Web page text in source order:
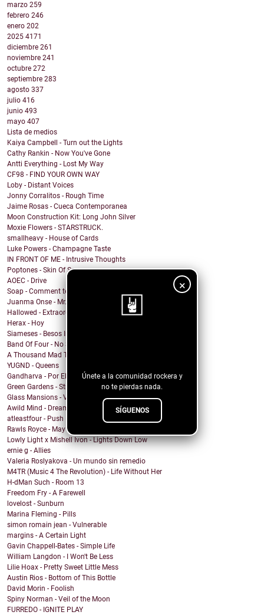
×
Únete a la comunidad rockera y
no te pierdas nada.
SÍGUENOS
marzo 259
febrero 246
enero 202
2025 4171
diciembre 261
noviembre 241
octubre 272
septiembre 283
agosto 337
julio 416
junio 493
mayo 407
Lista de medios
Kaiya Campbell - Turn out the Lights
Cathy Rankin - Now You've Gone
Antti Everything - Lost My Way
CF98 - FIND YOUR OWN WAY
Loby - Distant Voices
Jonny Corralitos - Rough Time
Jaime Rosas - Cueca Contemporanea
Moon Construction Kit: Long John Silver
Moxie Flowers - STARSTRUCK.
smallheavy - House of Cards
Luke Powers - Champagne Taste
IN FRONT OF ME - Intrusive Thoughts
Poptones - Skin Of Sea
AOEC - Drive
Soap - Comment te dire adieu
Juanma Onse - Mr. Robot
Hallowed - Extraordinary Boy
Herax - Hoy
Siameses - Besos Inconexos
Band Of Four - No Sound
A Thousand Mad Things - Girl
YUGND - Queens
Gandharva - Por El Rockanroll
Green Gardens - Stroom
Glass Mansions - VIOLET
Awild Mind - Dreamer
atleastfour - Push
Rawls Royce - May Days
Lowly Light x Mishell Ivon - Lights Down Low
ernie g - Allies
Valeria Roslyakova - Un mundo sin remedio
M4TR (Music 4 The Revolution) - Life Without Her
H-dMan Such - Room 13
Freedom Fry - A Farewell
lovelost - Sunburn
Marina Fleming - Pills
simon romain jean - Vulnerable
margins - A Certain Light
Gavin Chappell-Bates - Simple Life
William Langdon - I Won't Be Less
Lilie Hoax - Pretty Sweet Little Mess
Austin Rios - Bottom of This Bottle
David Morin - Foolish
Spiny Norman - Veil of the Moon
FURREDO - IGNITE PLAY